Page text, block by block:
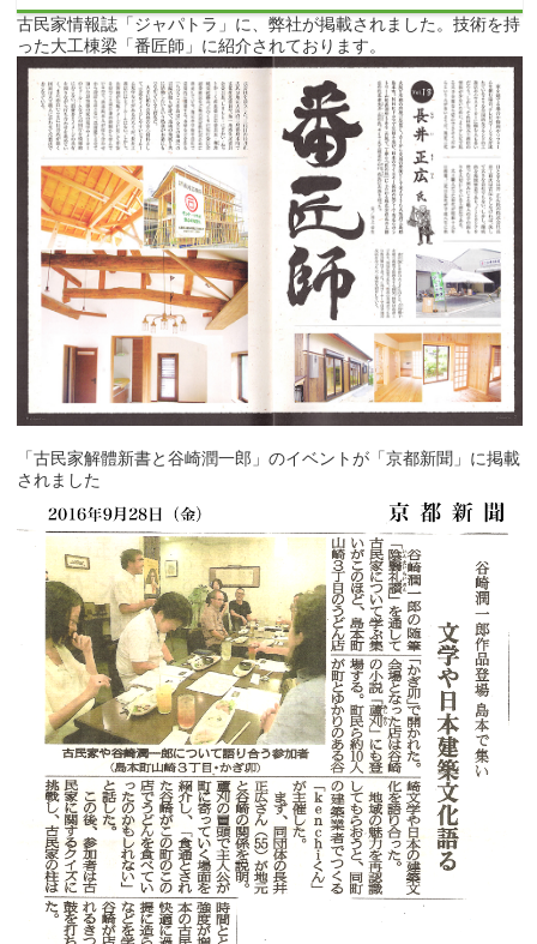
古民家情報誌「ジャパトラ」に、弊社が掲載されました。技術を持
った大工棟梁「番匠師」に紹介されております。
「古民家解體新書と谷崎潤一郎」のイベントが「京都新聞」に掲載
されました